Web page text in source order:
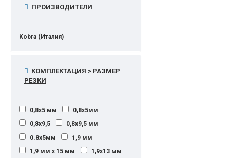
ПРОИЗВОДИТЕЛИ
Kobra (Италия)
КОМПЛЕКТАЦИЯ > РАЗМЕР
РЕЗКИ
0,8х5 мм
0,8х5мм
0,8х9,5
0,8х9,5 мм
0.8х5мм
1,9 мм
1,9 мм х 15 мм
1,9х13 мм